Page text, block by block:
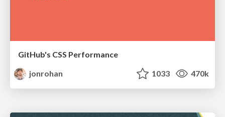
GitHub's CSS Performance
jonrohan
1033 470k